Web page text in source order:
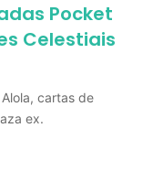
Pocket
Celestiais
cartas de
ex.